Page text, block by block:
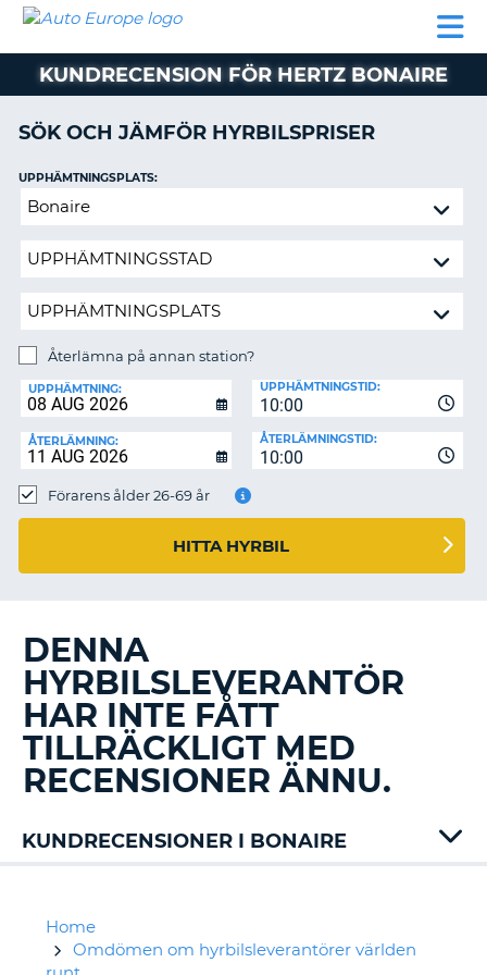
HYRBIL
HYRA
PARTNER
AUTO
EUROPE
HYRBIL
HYRA
HUSBIL
MIN
MEDLEMSINFORMATION
ADMINISTRERA
BOKNING
SVERIGE
KUNDRECENSION FÖR HERTZ BONAIRE
SÖK OCH JÄMFÖR HYRBILSPRISER
Återlämna
annan
UPPHÄMTNINGSPLATS:
Återlämna på annan station?
UPPHÄMTNING:
10:00
UPPHÄMTNINGSTID:
ÅTERLÄMNING:
10:00
ÅTERLÄMNINGSTID:
Förarens ålder 26-69 år
HITTA HYRBIL
DENNA
HYRBILSLEVERANTÖR
HAR INTE FÅTT
TILLRÄCKLIGT MED
RECENSIONER ÄNNU.
KUNDRECENSIONER I BONAIRE
Home
Omdömen om hyrbilsleverantörer världen